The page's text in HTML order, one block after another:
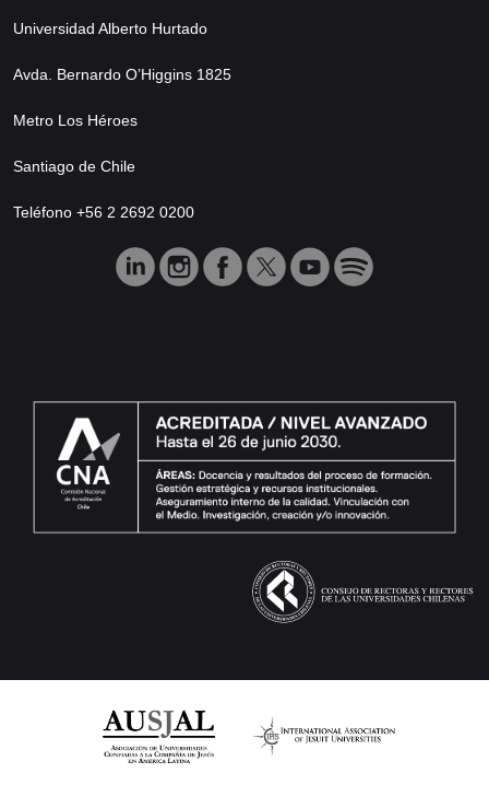
Universidad Alberto Hurtado
Avda. Bernardo O’Higgins 1825
Metro Los Héroes
Santiago de Chile
Teléfono +56 2 2692 0200